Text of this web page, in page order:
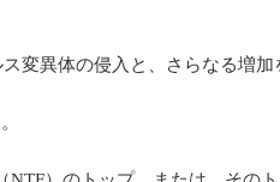
異体の侵入と、さらなる増